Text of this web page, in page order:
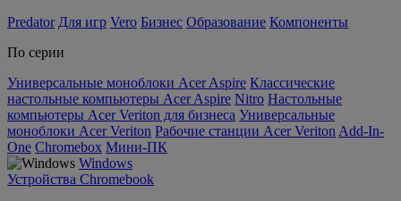
Predator Для игр Vero Бизнес Образование Компоненты
По серии
Универсальные моноблоки Acer Aspire Классические
настольные компьютеры Acer Aspire Nitro Настольные
компьютеры Acer Veriton для бизнеса Универсальные
моноблоки Acer Veriton Рабочие станции Acer Veriton Add-In-
One Chromebox Мини-ПК
Windows
Устройства Chromebook